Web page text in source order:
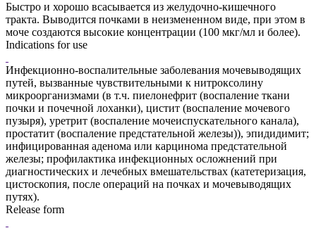
Быстро и хорошо всасывается из желудочно-кишечного
тракта. Выводится почками в неизмененном виде, при этом в
моче создаются высокие концентрации (100 мкг/мл и более).
Indications for use
Инфекционно-воспалительные заболевания мочевыводящих
путей, вызванные чувствительными к нитроксолину
микроорганизмами (в т.ч. пиелонефрит (воспаление ткани
почки и почечной лоханки), цистит (воспаление мочевого
пузыря), уретрит (воспаление мочеиспускательного канала),
простатит (воспаление предстательной железы)), эпидидимит;
инфицированная аденома или карцинома предстательной
железы; профилактика инфекционных осложнений при
диагностических и лечебных вмешательствах (катетеризация,
цистоскопия, после операций на почках и мочевыводящих
путях).
Release form